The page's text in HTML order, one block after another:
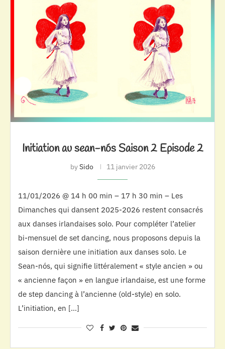
Initiation au sean-nós Saison 2 Episode 2
bySido 11 janvier 2026
11/01/2026 @ 14 h 00 min – 17 h 30 min – Les
Dimanches qui dansent 2025-2026 restent consacrés
aux danses irlandaises solo. Pour compléter l’atelier
bi-mensuel de set dancing, nous proposons depuis la
saison dernière une initiation aux danses solo. Le
Sean-nós, qui signifie littéralement « style ancien » ou
« ancienne façon » en langue irlandaise, est une forme
de step dancing à l’ancienne (old-style) en solo.
L’initiation, en […]